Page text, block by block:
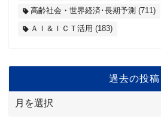
高齢社会・世界経済･長期予測 (711)
ＡＩ＆ＩＣＴ活用 (183)
過去の投稿